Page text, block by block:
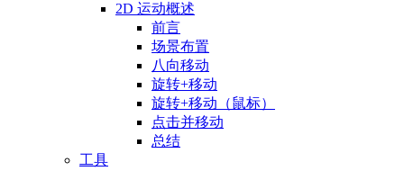
2D 运动概述
前言
场景布置
八向移动
旋转+移动
旋转+移动（鼠标）
点击并移动
总结
工具